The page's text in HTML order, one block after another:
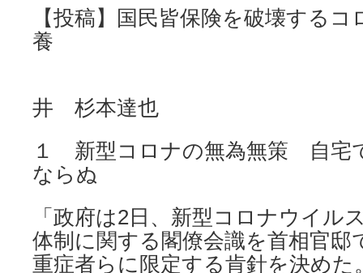
【投稿】国民皆保険を破壊する
養
井 杉本達也
１ 新型コロナの無為無策 自宅
ならぬ
「政府は2日、新型コロナウイル
体制に関する閣僚会識を首相官邸
重症者らに限定する肯針を決めた